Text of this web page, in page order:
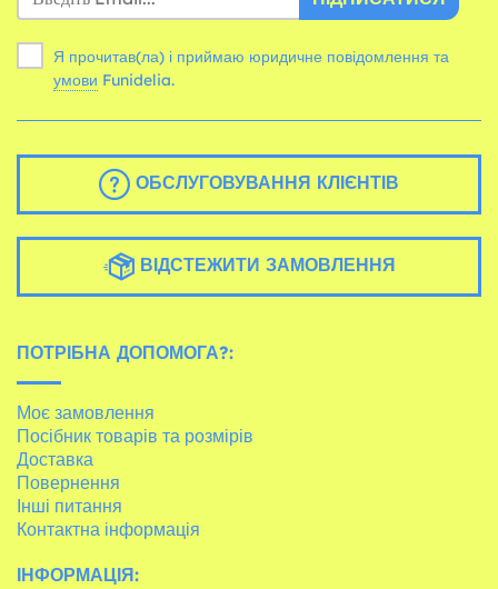
Я прочитав(ла) і приймаю юридичне повідомлення та
умови Funidelia.
ОБСЛУГОВУВАННЯ КЛІЄНТІВ
ВІДСТЕЖИТИ ЗАМОВЛЕННЯ
ПОТРІБНА ДОПОМОГА?:
Моє замовлення
Посібник товарів та розмірів
Доставка
Повернення
Інші питання
Контактна інформація
ІНФОРМАЦІЯ: